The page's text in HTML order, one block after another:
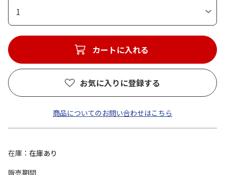
1
カートに入れる
お気に入りに登録する
商品についてのお問い合わせはこちら
在庫
在庫あり
販売期間